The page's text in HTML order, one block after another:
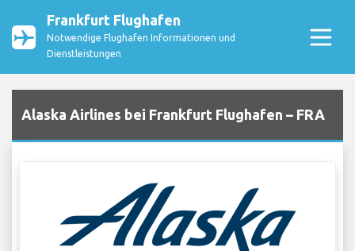
Frankfurt Flughafen
Notwendige Flughafen Informationen und
Dienstleistungen
Alaska Airlines bei Frankfurt Flughafen – FRA